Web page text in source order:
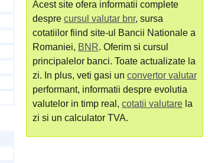
Acest site ofera informatii complete
despre cursul valutar bnr, sursa
cotatiilor fiind site-ul Bancii Nationale a
Romaniei, BNR. Oferim si cursul
principalelor banci. Toate actualizate la
zi. In plus, veti gasi un convertor valutar
performant, informatii despre evolutia
valutelor in timp real, cotatii valutare la
zi si un calculator TVA.